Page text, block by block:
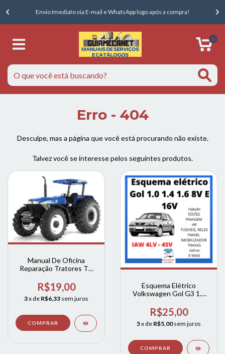
Envio Imediato via E-mail e WhatsApp logo após a compra!
0
Erro - 404
Desculpe, mas a página que você está procurando não existe.
Talvez você se interesse pelos seguintes produtos.
Manual De Oficina
Reparação Tratores Tm
new holland
R$19,00
3x de R$6,33 sem juros
Esquema Elétrico
Volkswagen Gol G3 1.0
R$25,00
5x de R$5,00 sem juros